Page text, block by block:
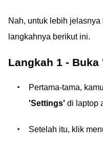
Nah, untuk lebih
langkahnya berikut ini.
Langkah 1 -
Pertama-tama,
'Settings' di laptop
Setelah itu, klik